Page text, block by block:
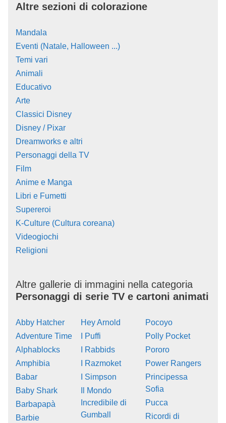
Altre sezioni di colorazione
Mandala
Eventi (Natale, Halloween ...)
Temi vari
Animali
Educativo
Arte
Classici Disney
Disney / Pixar
Dreamworks e altri
Personaggi della TV
Film
Anime e Manga
Libri e Fumetti
Supereroi
K-Culture (Cultura coreana)
Videogiochi
Religioni
Altre gallerie di immagini nella categoria
Personaggi di serie TV e cartoni animati
Abby Hatcher
Adventure Time
Alphablocks
Amphibia
Babar
Baby Shark
Barbapapà
Barbie
Hey Arnold
I Puffi
I Rabbids
I Razmoket
I Simpson
Il Mondo
Incredibile di
Gumball
Pocoyo
Polly Pocket
Pororo
Power Rangers
Principessa
Sofia
Pucca
Ricordi di